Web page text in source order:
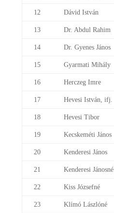
12 Dávid István
13 Dr. Abdul Rahim
14 Dr. Gyenes János
15 Gyarmati Mihály
16 Herczeg Imre
17 Hevesi István, ifj.
18 Hevesi Tibor
19 Kecskeméti János
20 Kenderesi János
21 Kenderesi Jánosné
22 Kiss Józsefné
23 Klímó Lászlóné